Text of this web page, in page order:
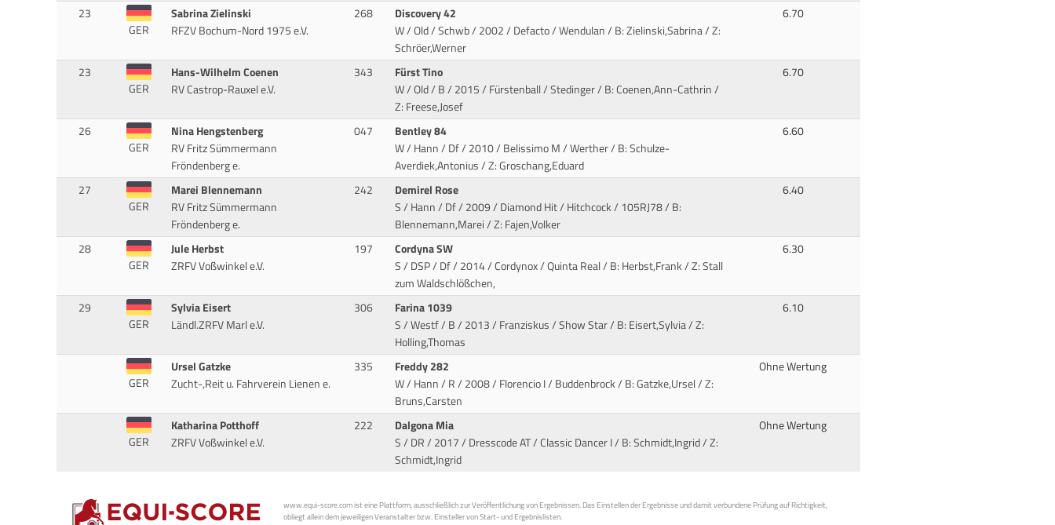
23
GER
Sabrina Zielinski
RFZV Bochum-Nord 1975 e.V.
268
Discovery 42
W / Old / Schwb / 2002 / Defacto / Wendulan/ B: Zielinski,Sabrina / Z:
Schröer,Werner
6.70
23
GER
Hans-Wilhelm Coenen
RV Castrop-Rauxel e.V.
343
Fürst Tino
W / Old / B / 2015 / Fürstenball / Stedinger/ B: Coenen,Ann-Cathrin /
Z: Freese,Josef
6.70
26
GER
Nina Hengstenberg
RV Fritz Sümmermann
Fröndenberg e.
047
Bentley 84
W / Hann / Df / 2010 / Belissimo M / Werther/ B: Schulze-
Averdiek,Antonius / Z: Groschang,Eduard
6.60
27
GER
Marei Blennemann
RV Fritz Sümmermann
Fröndenberg e.
242
Demirel Rose
S / Hann / Df / 2009 / Diamond Hit / Hitchcock/ 105RJ78 / B:
Blennemann,Marei / Z: Fajen,Volker
6.40
28
GER
Jule Herbst
ZRFV Voßwinkel e.V.
197
Cordyna SW
S / DSP / Df / 2014 / Cordynox / Quinta Real/ B: Herbst,Frank / Z: Stall
zum Waldschlößchen,
6.30
29
GER
Sylvia Eisert
Ländl.ZRFV Marl e.V.
306
Farina 1039
S / Westf / B / 2013 / Franziskus / Show Star/ B: Eisert,Sylvia / Z:
Holling,Thomas
6.10
GER
Ursel Gatzke
Zucht-,Reit u. Fahrverein Lienen e.
335
Freddy 282
W / Hann / R / 2008 / Florencio I / Buddenbrock/ B: Gatzke,Ursel / Z:
Bruns,Carsten
Ohne Wertung
GER
Katharina Potthoff
ZRFV Voßwinkel e.V.
222
Dalgona Mia
S / DR / 2017 / Dresscode AT / Classic Dancer I/ B: Schmidt,Ingrid / Z:
Schmidt,Ingrid
Ohne Wertung
www.equi-score.com ist eine Plattform, ausschließlich zur Veröffentlichung von Ergebnissen. Das Einstellen der Ergebnisse und damit verbundene Prüfung auf Richtigkeit,
obliegt allein dem jeweiligen Veranstalter bzw. Einsteller von Start- und Ergebnislisten.